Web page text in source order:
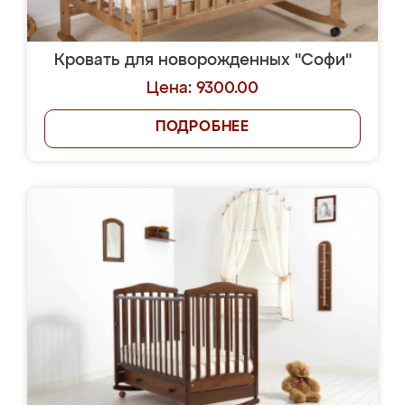
Кровать для новорожденных "Софи"
Цена: 9300.00
ПОДРОБНЕЕ